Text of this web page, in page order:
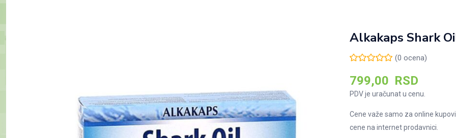
Alkakaps Shark
(0 ocena)
799,00 RSD
PDV je uračunat u cenu.
Cene važe samo za online
cene na internet prodavnici.